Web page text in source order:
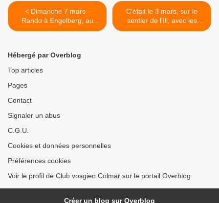
< Dimanche 7 mars -
Rando à Engelberg, au
cœur de la Suisse centrale
C'était le 3 mars, sur le
sentier de l'Ill, avec les
seniors >
Hébergé par Overblog
Top articles
Pages
Contact
Signaler un abus
C.G.U.
Cookies et données personnelles
Préférences cookies
Voir le profil de Club vosgien Colmar sur le portail Overblog
Créer un blog sur Overblog